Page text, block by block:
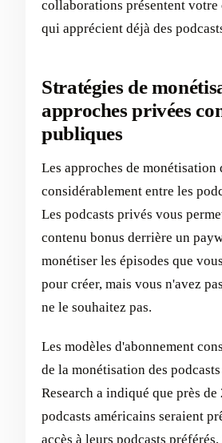
collaborations présentent votre
qui apprécient déjà des
Stratégies de
approches privées
publiques
Les approches de
considérablement entre les
Les podcasts privés vous
contenu bonus derrière un
monétiser les épisodes que
pour créer, mais vous n'avez
ne le souhaitez pas.
Les modèles d'abonnement
de la monétisation des
Research a indiqué que près
podcasts américains seraient
accès à leurs podcasts